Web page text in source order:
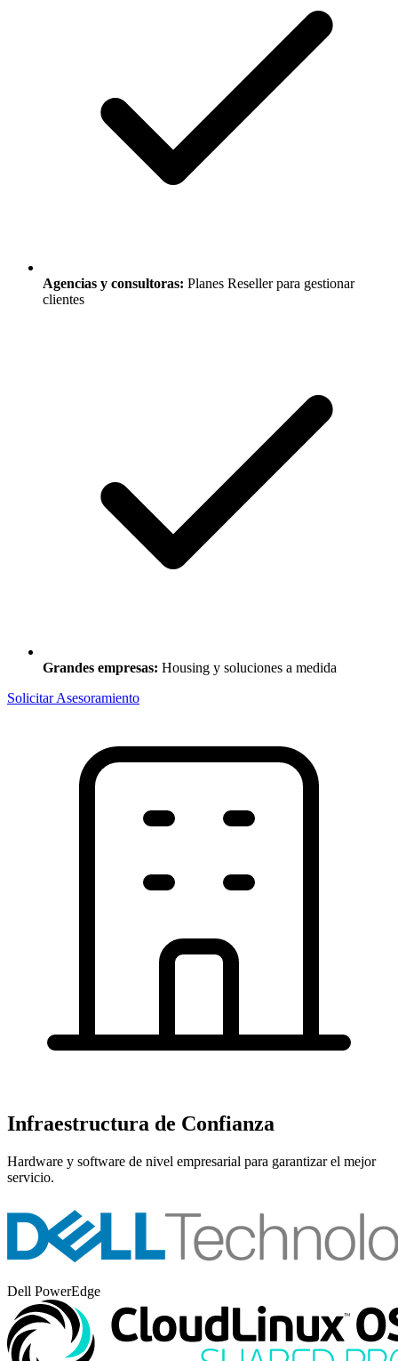
Agencias y consultoras: Planes Reseller para gestionar
clientes
Grandes empresas: Housing y soluciones a medida
Solicitar Asesoramiento
Infraestructura de Confianza
Hardware y software de nivel empresarial para garantizar el mejor
servicio.
Dell PowerEdge